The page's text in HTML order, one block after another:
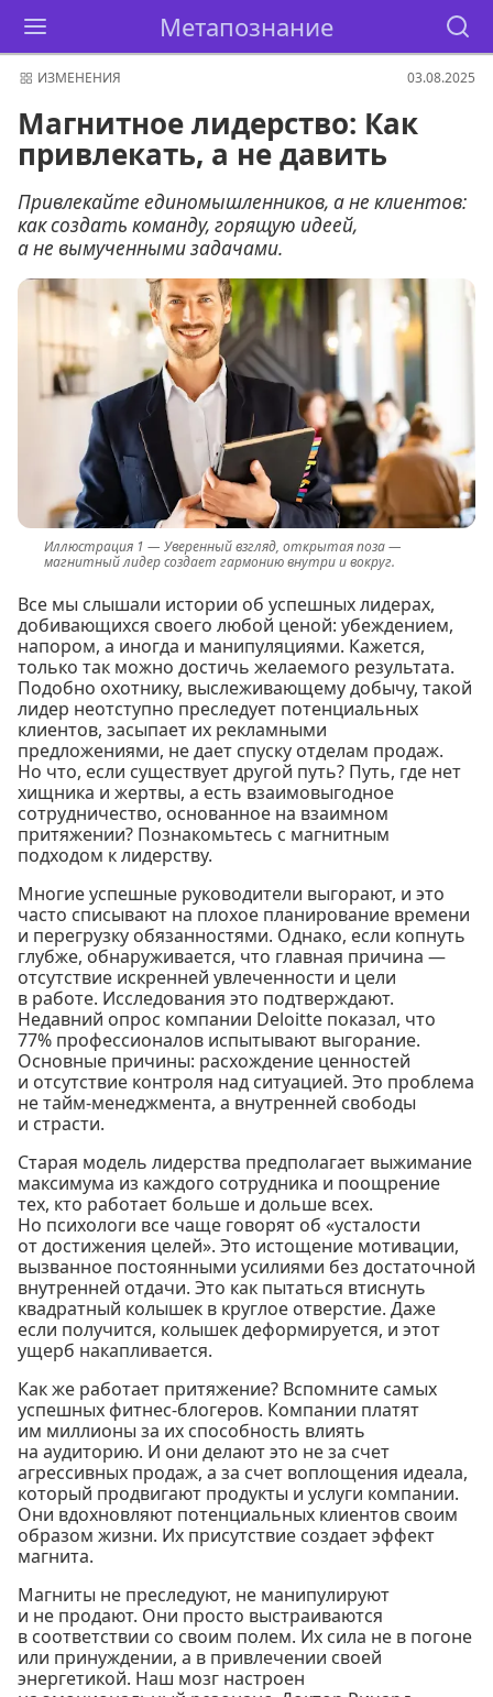
Метапознание
ИЗМЕНЕНИЯ 03.08.2025
Магнитное лидерство: Как
привлекать, а не давить
Привлекайте единомышленников, а не клиентов:
как создать команду, горящую идеей,
а не вымученными задачами.
Уверенный взгляд, открытая поза —
магнитный лидер создает гармонию внутри и вокруг.
Все мы слышали истории об успешных лидерах,
добивающихся своего любой ценой: убеждением,
напором, а иногда и манипуляциями. Кажется,
только так можно достичь желаемого результата.
Подобно охотнику, выслеживающему добычу, такой
лидер неотступно преследует потенциальных
клиентов, засыпает их рекламными
предложениями, не дает спуску отделам продаж.
Но что, если существует другой путь? Путь, где нет
хищника и жертвы, а есть взаимовыгодное
сотрудничество, основанное на взаимном
притяжении? Познакомьтесь с магнитным
подходом к лидерству.
Многие успешные руководители выгорают, и это
часто списывают на плохое планирование времени
и перегрузку обязанностями. Однако, если копнуть
глубже, обнаруживается, что главная причина —
отсутствие искренней увлеченности и цели
в работе. Исследования это подтверждают.
Недавний опрос компании Deloitte показал, что
77% профессионалов испытывают выгорание.
Основные причины: расхождение ценностей
и отсутствие контроля над ситуацией. Это проблема
не тайм-менеджмента, а внутренней свободы
и страсти.
Старая модель лидерства предполагает выжимание
максимума из каждого сотрудника и поощрение
тех, кто работает больше и дольше всех.
Но психологи все чаще говорят об «усталости
от достижения целей». Это истощение мотивации,
вызванное постоянными усилиями без достаточной
внутренней отдачи. Это как пытаться втиснуть
квадратный колышек в круглое отверстие. Даже
если получится, колышек деформируется, и этот
ущерб накапливается.
Как же работает притяжение? Вспомните самых
успешных фитнес-блогеров. Компании платят
им миллионы за их способность влиять
на аудиторию. И они делают это не за счет
агрессивных продаж, а за счет воплощения идеала,
который продвигают продукты и услуги компании.
Они вдохновляют потенциальных клиентов своим
образом жизни. Их присутствие создает эффект
магнита.
Магниты не преследуют, не манипулируют
и не продают. Они просто выстраиваются
в соответствии со своим полем. Их сила не в погоне
или принуждении, а в привлечении своей
энергетикой. Наш мозг настроен